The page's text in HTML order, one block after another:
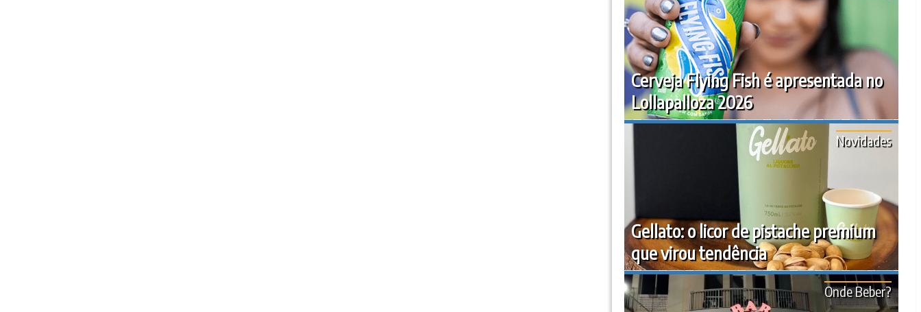
Cerveja Flying Fish é apresentada no
Lollapalloza 2026
Gellato: o licor de pistache premium
que virou tendência
Novidades
Onde Beber?